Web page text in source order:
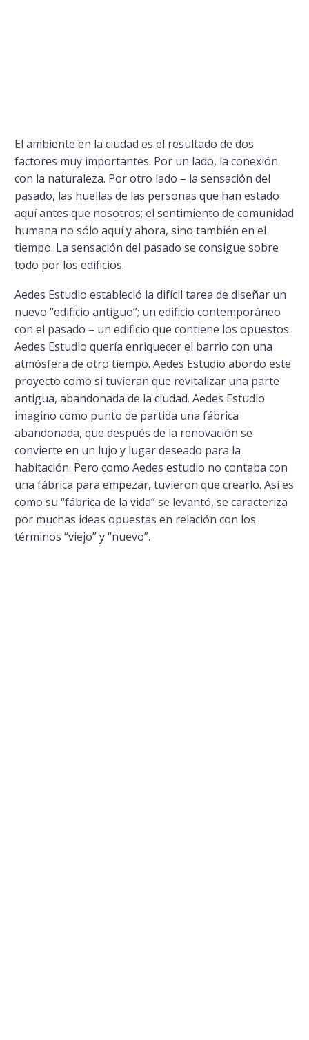
El ambiente en la ciudad es el resultado de dos
factores muy importantes. Por un lado, la conexión
con la naturaleza. Por otro lado – la sensación del
pasado, las huellas de las personas que han estado
aquí antes que nosotros; el sentimiento de comunidad
humana no sólo aquí y ahora, sino también en el
tiempo. La sensación del pasado se consigue sobre
todo por los edificios.
Aedes Estudio estableció la difícil tarea de diseñar un
nuevo “edificio antiguo”; un edificio contemporáneo
con el pasado – un edificio que contiene los opuestos.
Aedes Estudio quería enriquecer el barrio con una
atmósfera de otro tiempo. Aedes Estudio abordo este
proyecto como si tuvieran que revitalizar una parte
antigua, abandonada de la ciudad. Aedes Estudio
imagino como punto de partida una fábrica
abandonada, que después de la renovación se
convierte en un lujo y lugar deseado para la
habitación. Pero como Aedes estudio no contaba con
una fábrica para empezar, tuvieron que crearlo. Así es
como su “fábrica de la vida” se levantó, se caracteriza
por muchas ideas opuestas en relación con los
términos “viejo” y “nuevo”.